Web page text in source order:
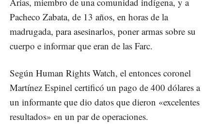
Pacheco Zabata, de 13 años, en horas de la
madrugada, para asesinarlos, poner armas sobre su
cuerpo e informar que eran de las Farc.
Según Human Rights Watch, el entonces coronel
Martínez Espinel certificó un pago de 400 dólares a
un informante que dio datos que dieron «excelentes
resultados» en un par de operaciones.